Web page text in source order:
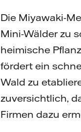
Die Miyawaki-
Mini-Wälder zu
heimische
fördert ein
Wald zu
zuversichtlich,
Firmen dazu